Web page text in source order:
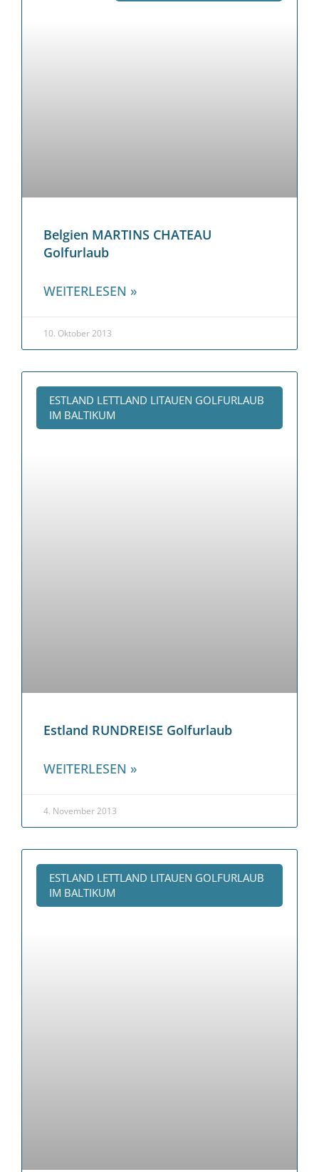
Belgien MARTINS CHATEAU
Golfurlaub
WEITERLESEN »
10. Oktober 2013
ESTLAND LETTLAND LITAUEN GOLFURLAUB
IM BALTIKUM
Estland RUNDREISE Golfurlaub
WEITERLESEN »
4. November 2013
ESTLAND LETTLAND LITAUEN GOLFURLAUB
IM BALTIKUM